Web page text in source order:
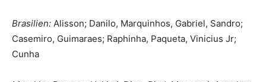
Brasilien: Alisson; Danilo, Marquinhos, Gabriel, Sandro;
Casemiro, Guimaraes; Raphinha, Paqueta, Vinicius Jr;
Cunha